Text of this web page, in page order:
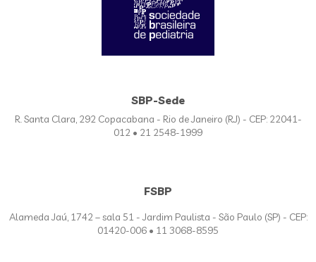
SBP-Sede
R. Santa Clara, 292 Copacabana - Rio de Janeiro (RJ) - CEP: 22041-
012 • 21 2548-1999
FSBP
Alameda Jaú, 1742 – sala 51 - Jardim Paulista - São Paulo (SP) - CEP:
01420-006 • 11 3068-8595